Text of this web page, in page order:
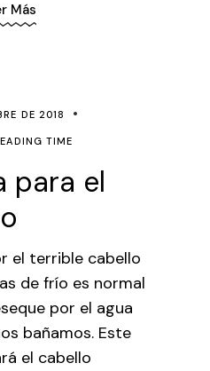
Más
DE 2018
TIME
para el
el terrible cabello
de frío es normal
por el agua
bañamos. Este
el cabello